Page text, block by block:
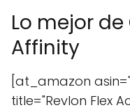
Lo mejor
Affinity
[at_amazon
title="Revlon Flex